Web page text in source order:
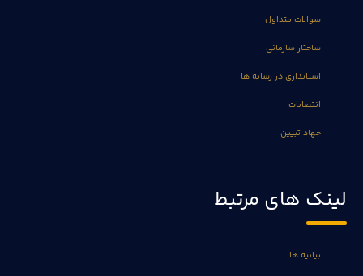
سوالات متداول
ساختار سازمانی
استانداری در رسانه ها
انتصابات
جهاد تبیین
لینک های مرتبط
بیانیه ها